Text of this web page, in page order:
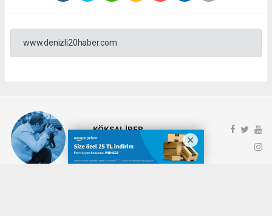
www.denizli20haber.com
KÖKSAL İRER
koksalirer@gmail.com